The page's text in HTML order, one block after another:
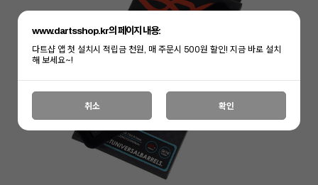
www.dartsshop.kr의 페이지 내용:
다트샵 앱 첫 설치시 적립금 천원, 매 주문시 500원 할인! 지금 바로 설치
해 보세요~!
취소 확인